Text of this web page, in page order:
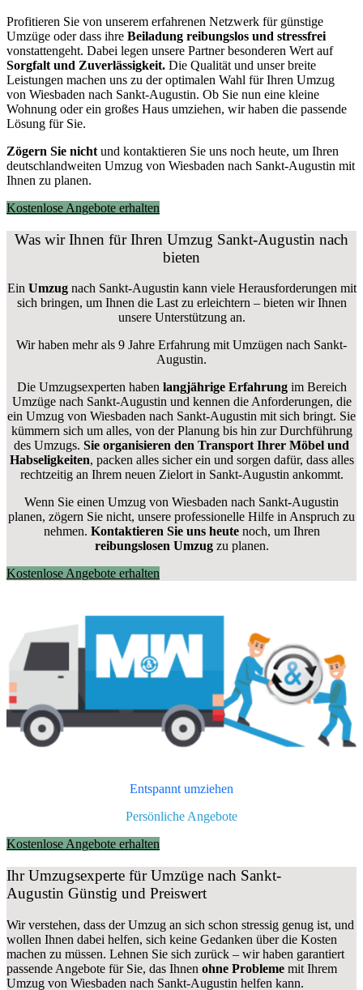
Profitieren Sie von unserem erfahrenen Netzwerk für günstige
Umzüge oder dass ihre Beiladung reibungslos und stressfrei
vonstattengeht. Dabei legen unsere Partner besonderen Wert auf
Sorgfalt und Zuverlässigkeit. Die Qualität und unser breite
Leistungen machen uns zu der optimalen Wahl für Ihren Umzug
von Wiesbaden nach Sankt-Augustin. Ob Sie nun eine kleine
Wohnung oder ein großes Haus umziehen, wir haben die passende
Lösung für Sie.
Zögern Sie nicht und kontaktieren Sie uns noch heute, um Ihren
deutschlandweiten Umzug von Wiesbaden nach Sankt-Augustin mit
Ihnen zu planen.
Kostenlose Angebote erhalten
Was wir Ihnen für Ihren Umzug Sankt-Augustin nach
bieten
Ein Umzugnach Sankt-Augustin kann viele Herausforderungen mit
sich bringen, um Ihnen die Last zu erleichtern – bieten wir Ihnen
unsere Unterstützung an.
Wir haben mehr als 9 Jahre Erfahrung mit Umzügen nach Sankt-
Augustin.
Die Umzugsexperten haben langjährige Erfahrungim Bereich
Umzüge nach Sankt-Augustin und kennen die Anforderungen, die
ein Umzug von Wiesbaden nach Sankt-Augustin mit sich bringt. Sie
kümmern sich um alles, von der Planung bis hin zur Durchführung
des Umzugs. Sie organisieren den Transport Ihrer Möbel und
Habseligkeiten, packen alles sicher ein und sorgen dafür, dass alles
rechtzeitig an Ihrem neuen Zielort in Sankt-Augustin ankommt.
Wenn Sie einen Umzug von Wiesbaden nach Sankt-Augustin
planen, zögern Sie nicht, unsere professionelle Hilfe in Anspruch zu
nehmen. Kontaktieren Sie uns heutenoch, um Ihren
reibungslosen Umzugzu planen.
Kostenlose Angebote erhalten
Entspannt umziehen
Persönliche Angebote
Kostenlose Angebote erhalten
Ihr Umzugsexperte für Umzüge nach Sankt-
Augustin Günstig und Preiswert
Wir verstehen, dass der Umzug an sich schon stressig genug ist, und
wollen Ihnen dabei helfen, sich keine Gedanken über die Kosten
machen zu müssen. Lehnen Sie sich zurück – wir haben garantiert
passende Angebote für Sie, das Ihnen ohne Probleme mit Ihrem
Umzug von Wiesbaden nach Sankt-Augustin helfen kann.